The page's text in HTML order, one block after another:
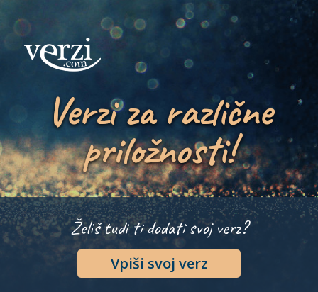
Verzi za različne
priložnosti!
Želiš tudi ti dodati svoj verz?
Vpiši svoj verz